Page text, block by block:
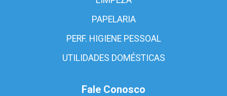
PAPELARIA
PERF. HIGIENE PESSOAL
UTILIDADES DOMÉSTICAS
Fale Conosco